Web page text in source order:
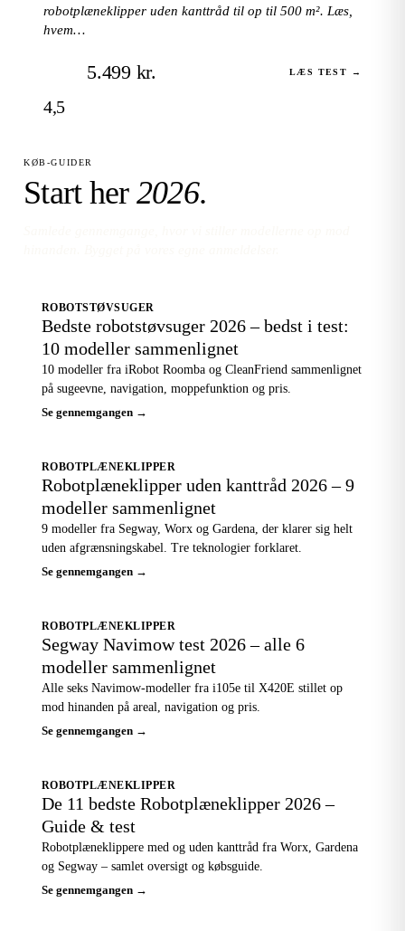
robotplæneklipper uden kanttråd til op til 500 m². Læs,
hvem…
4,5
5.499 kr. LÆS TEST →
KØB-GUIDER
Start her 2026.
ROBOTSTØVSUGER
Bedste robotstøvsuger 2026 – bedst i test:
10 modeller sammenlignet
10 modeller fra iRobot Roomba og CleanFriend sammenlignet
på sugeevne, navigation, moppefunktion og pris.
Se gennemgangen →
ROBOTPLÆNEKLIPPER
Robotplæneklipper uden kanttråd 2026 – 9
modeller sammenlignet
9 modeller fra Segway, Worx og Gardena, der klarer sig helt
uden afgrænsningskabel. Tre teknologier forklaret.
Se gennemgangen →
ROBOTPLÆNEKLIPPER
Segway Navimow test 2026 – alle 6
modeller sammenlignet
Alle seks Navimow-modeller fra i105e til X420E stillet op
mod hinanden på areal, navigation og pris.
Se gennemgangen →
ROBOTPLÆNEKLIPPER
De 11 bedste Robotplæneklipper 2026 –
Guide & test
Robotplæneklippere med og uden kanttråd fra Worx, Gardena
og Segway – samlet oversigt og købsguide.
Se gennemgangen →